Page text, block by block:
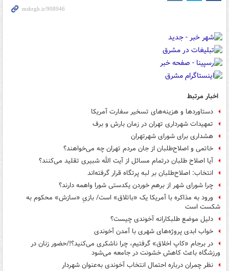
اخبار مرتبط
دستاوردها و هزینه‌های تسخیر سفارت آمریکا
تمهیدات شهرداری تهران در زمان بارش و برف
هشداری برای شورای شهرتهران
خاتمی و اصلاح‌طلبان از جان مردم تهران چه می‌خواهند؟
آیا اصلاح طلبان درتمام مسائل از آیت الله شبیری تقلید می‌کنند؟
انتخاب: اصلاح‌طلبان بر لبه پرتگاه قرار گرفته‌اند
چرا شورای شهر از برهم‌ خوردن یکدستی شورا واهمه دارند؟
ورود به مذاکره با آمریکا یک «باتلاق» است/ بازیِ «سازش» محکوم به
شکست است
دلیل موضع طلبکارانه آخوندی چیست؟
خواب ابدی پروژه‌های شهری با آمدن آخوندی
در برجام «کاپ اخلاق» گرفتیم، چرا ناشکری می‌کنید؟!/حضور زنان در
ورزشگاه باعث کاهش خشونت در جامعه می‌شود
نظر چمران درباره احتمال انتخاب آخوندی به‌عنوان شهردار